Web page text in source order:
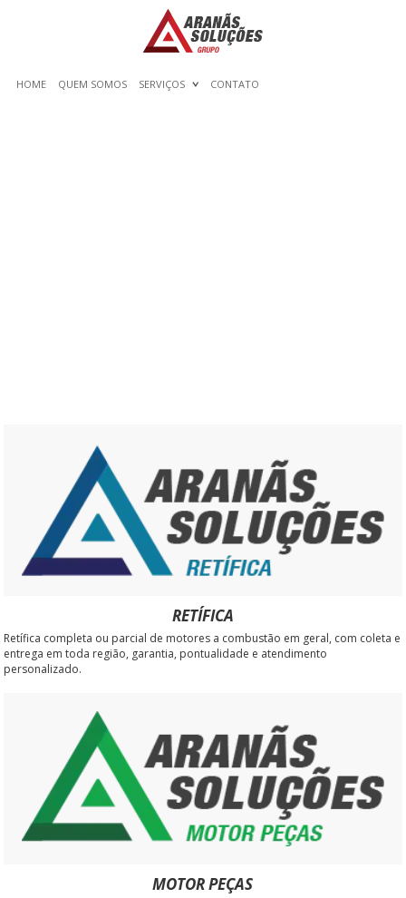
HOME QUEM SOMOS SERVIÇOS CONTATO
RETÍFICA
Retífica completa ou parcial de motores a combustão em geral, com coleta e
entrega em toda região, garantia, pontualidade e atendimento
personalizado.
MOTOR PEÇAS